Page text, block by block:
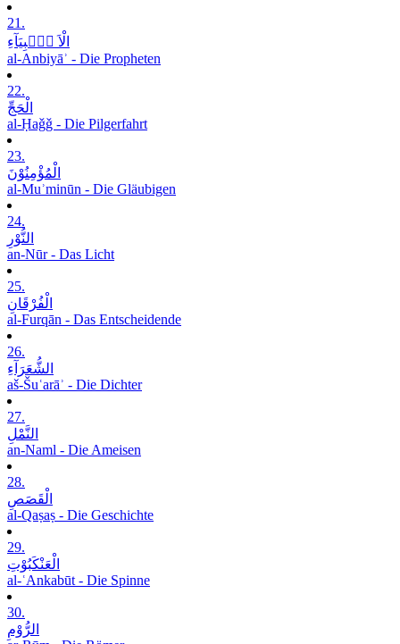
21.
الْاَ نۡۢبِیَآءِ
al-Anbiyāʾ - Die Propheten
22.
الْحَجِّ
al-Ḥaǧǧ - Die Pilgerfahrt
23.
الْمُؤْمِنُوْنَ
al-Muʾminūn - Die Gläubigen
24.
النُّوْرِ
an-Nūr - Das Licht
25.
الْفُرْقَانِ
al-Furqān - Das Entscheidende
26.
الشُّعَرَآءِ
aš-Šuʿarāʾ - Die Dichter
27.
النَّمْلِ
an-Naml - Die Ameisen
28.
الْقَصَصِ
al-Qaṣaṣ - Die Geschichte
29.
الْعَنْکَبُوْتِ
al-ʿAnkabūt - Die Spinne
30.
الرُّوْمِ